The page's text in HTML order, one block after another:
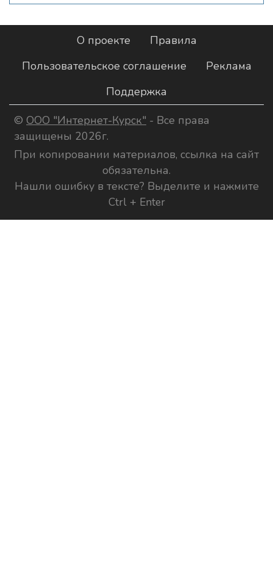
О проекте
Правила
Пользовательское соглашение
Реклама
Поддержка
© ООО "Интернет-Курск" - Все права
защищены 2026г.
При копировании материалов, ссылка на сайт
обязательна.
Нашли ошибку в тексте? Выделите и нажмите
Ctrl + Enter